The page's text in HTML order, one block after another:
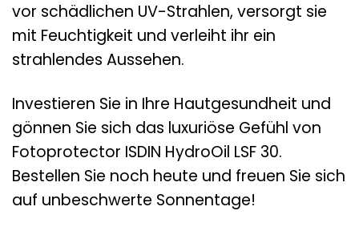
vor schädlichen UV-Strahlen, versorgt sie
mit Feuchtigkeit und verleiht ihr ein
strahlendes Aussehen.
Investieren Sie in Ihre Hautgesundheit und
gönnen Sie sich das luxuriöse Gefühl von
Fotoprotector ISDIN HydroOil LSF 30.
Bestellen Sie noch heute und freuen Sie sich
auf unbeschwerte Sonnentage!